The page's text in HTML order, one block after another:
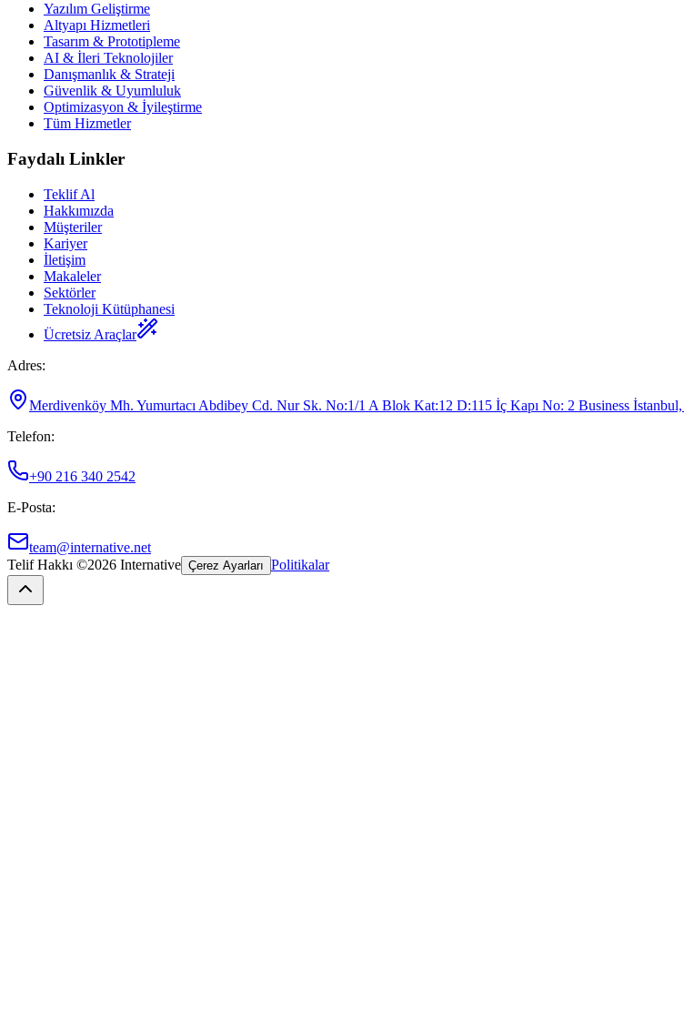
Yazılım Geliştirme
Altyapı Hizmetleri
Tasarım & Prototipleme
AI & İleri Teknolojiler
Danışmanlık & Strateji
Güvenlik & Uyumluluk
Optimizasyon & İyileştirme
Tüm Hizmetler
Faydalı Linkler
Teklif Al
Hakkımızda
Müşteriler
Kariyer
İletişim
Makaleler
Sektörler
Teknoloji Kütüphanesi
Ücretsiz Araçlar
Adres:
Merdivenköy Mh. Yumurtacı Abdibey Cd. Nur Sk. No:1/1 A Blok Kat:12 D:115 İç Kapı No: 2 Business
Telefon:
+90 216 340 2542
E-Posta:
team@internative.net
Telif Hakkı ©2026 Internative Çerez Ayarları Politikalar